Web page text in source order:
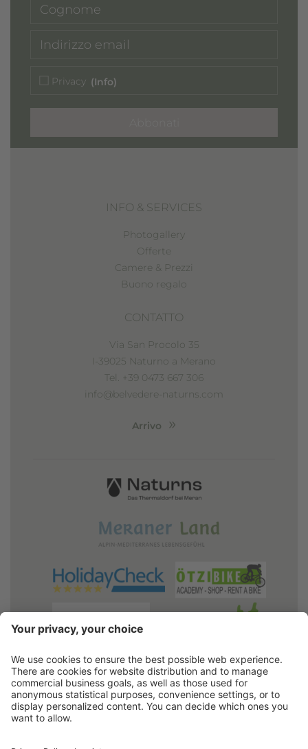
Privacy (Info)
INFO & SERVICES
Photogallery
Offerte
Camere & Prezzi
Buono regalo
CONTATTO
Via San Procolo 35
I-39025 Naturno a Merano
Tel. +39 0473 667 306
info@belvedere-naturns.com
Arrivo